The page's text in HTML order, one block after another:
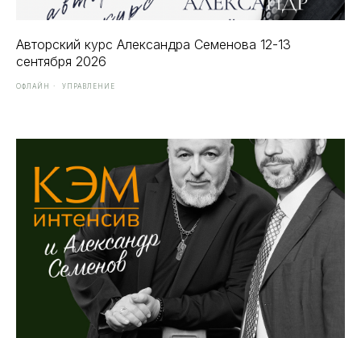
Авторский курс Александра Семенова 12-13
сентября 2026
ОФЛАЙН УПРАВЛЕНИЕ